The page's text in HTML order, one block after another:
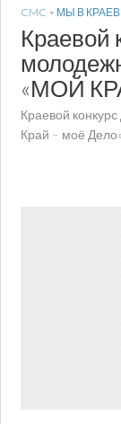
CMC • МЫ В
Краевой
«МОЙ
Краевой
Край – моё